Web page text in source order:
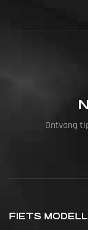
Ontvang
FIETS